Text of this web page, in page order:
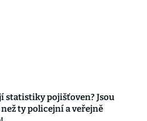
statistiky pojišťoven? Jsou
ty policejní a veřejně